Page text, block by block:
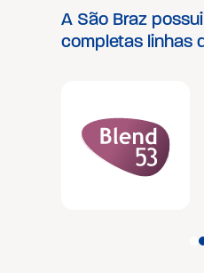
A São Braz
completas linhas